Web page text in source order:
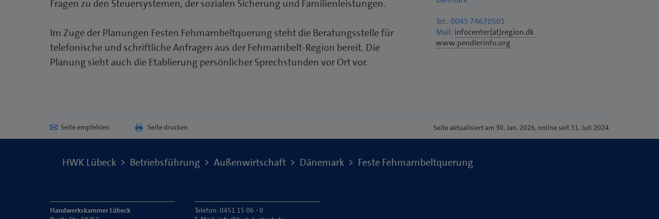
Fragen zu den Steuersystemen, der sozialen Sicherung und Familienleistungen.
Im Zuge der Planungen Festen Fehmarnbeltquerung steht die Beratungsstelle für
telefonische und schriftliche Anfragen aus der Fehmarnbelt-Region bereit. Die
Planung sieht auch die Etablierung persönlicher Sprechstunden vor Ort vor.
Tel.: 0045 74670501
Mail: infocenter(at)region.dk
www.pendlerinfo.org
Seite empfehlen Seite drucken Seiteaktualisiert am 30. Jan. 2026, online seit 31. Juli 2024
HWK Lübeck Betriebsführung Außenwirtschaft Dänemark Feste Fehmarnbeltquerung
Handwerkskammer Lübeck
Telefon: 0451 15 06 - 0